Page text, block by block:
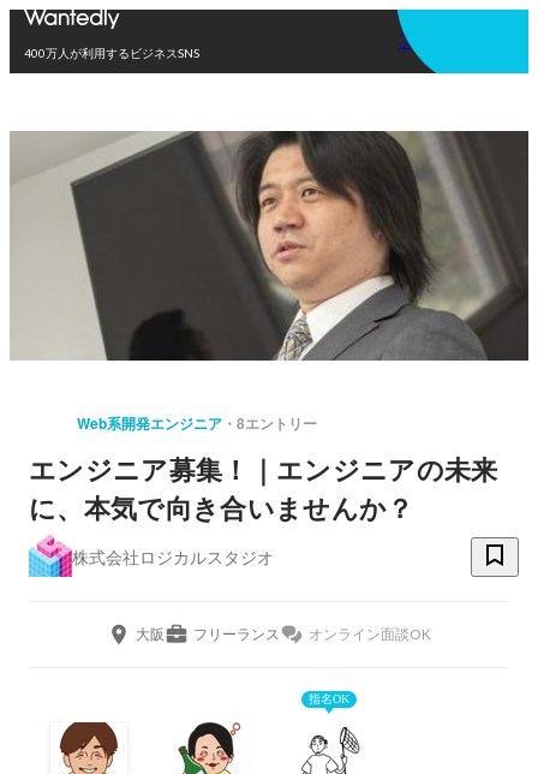
400万人が利用するビジネスSNS
アプリを使う
Web系開発エンジニア 8エントリー
エンジニア募集！｜エンジニアの未来
に、本気で向き合いませんか？
株式会社ロジカルスタジオ
大阪 フリーランス オンライン面談OK
指名OK